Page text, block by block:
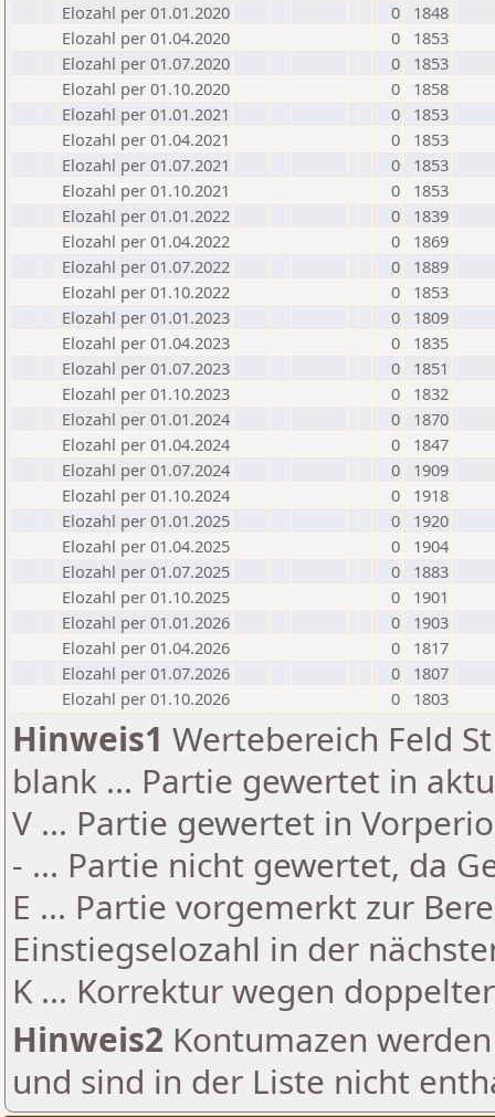
Elozahl per 01.01.2020
0
1848
Elozahl per 01.04.2020
0
1853
Elozahl per 01.07.2020
0
1853
Elozahl per 01.10.2020
0
1858
Elozahl per 01.01.2021
0
1853
Elozahl per 01.04.2021
0
1853
Elozahl per 01.07.2021
0
1853
Elozahl per 01.10.2021
0
1853
Elozahl per 01.01.2022
0
1839
Elozahl per 01.04.2022
0
1869
Elozahl per 01.07.2022
0
1889
Elozahl per 01.10.2022
0
1853
Elozahl per 01.01.2023
0
1809
Elozahl per 01.04.2023
0
1835
Elozahl per 01.07.2023
0
1851
Elozahl per 01.10.2023
0
1832
Elozahl per 01.01.2024
0
1870
Elozahl per 01.04.2024
0
1847
Elozahl per 01.07.2024
0
1909
Elozahl per 01.10.2024
0
1918
Elozahl per 01.01.2025
0
1920
Elozahl per 01.04.2025
0
1904
Elozahl per 01.07.2025
0
1883
Elozahl per 01.10.2025
0
1901
Elozahl per 01.01.2026
0
1903
Elozahl per 01.04.2026
0
1817
Elozahl per 01.07.2026
0
1807
Elozahl per 01.10.2026
0 1803
Hinweis1 Wertebereich Feld
blank ... Partie gewertet in
V ... Partie gewertet in
- ... Partie nicht gewertet, da
E ... Partie vorgemerkt zur
Einstiegselozahl in der
K ... Korrektur wegen
Hinweis2 Kontumazen
und sind in der Liste nicht